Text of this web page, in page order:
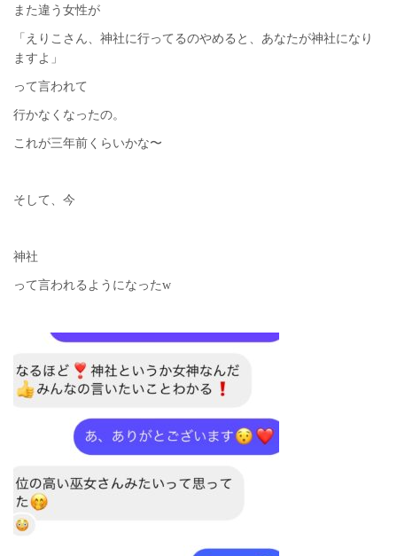
また違う女性が
「えりこさん、神社に行ってるのやめると、あなたが神社になり
ますよ」
って言われて
行かなくなったの。
これが三年前くらいかな〜
そして、今
神社
って言われるようになったw